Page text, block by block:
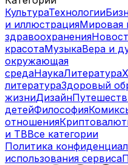
КультураТехнологии
и иллюстрацияМировая
здравоохранения
красотаМузыкаВера и
окружающая
средаНаукаЛитература
литератураЗдоровый
жизниДизайн
детейФилософия
отношения
и ТВВсе категории
Политика
использования сервиса